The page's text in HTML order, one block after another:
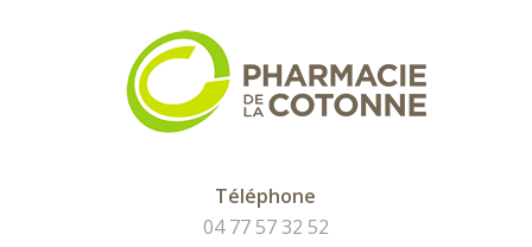
Téléphone
04 77 57 32 52